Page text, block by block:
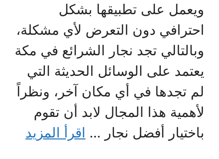
ويعمل على تطبيقها بشكل
احترافي دون التعرض لأي مشكلة،
وبالتالي تجد نجار الشرائع في مكة
يعتمد على الوسائل الحديثة التي
لم تجدها في أي مكان آخر، ونظراً
لأهمية هذا المجال لابد أن تقوم
باختيار أفضل نجار … اقرأ المزيد